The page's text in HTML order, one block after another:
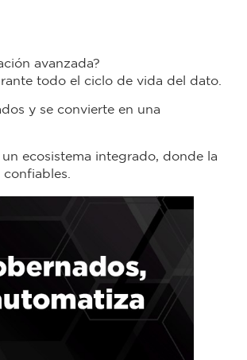
avanzada?
todo el ciclo de vida del dato.
y se convierte en una
ecosistema integrado, donde la